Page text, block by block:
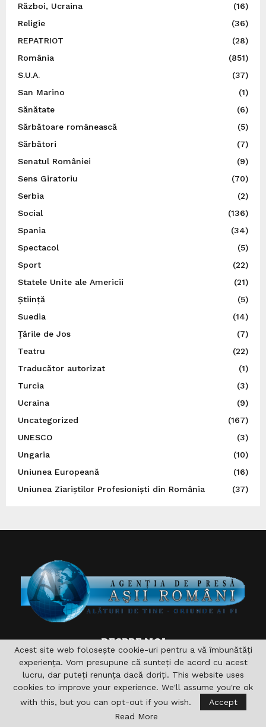
Război, Ucraina
(16)
Religie
(36)
REPATRIOT
(28)
România
(851)
S.U.A.
(37)
San Marino
(1)
Sănătate
(6)
Sărbătoare românească
(5)
Sărbători
(7)
Senatul României
(9)
Sens Giratoriu
(70)
Serbia
(2)
Social
(136)
Spania
(34)
Spectacol
(5)
Sport
(22)
Statele Unite ale Americii
(21)
Știință
(5)
Suedia
(14)
Ţările de Jos
(7)
Teatru
(22)
Traducător autorizat
(1)
Turcia
(3)
Ucraina
(9)
Uncategorized
(167)
UNESCO
(3)
Ungaria
(10)
Uniunea Europeană
(16)
Uniunea Ziariștilor Profesioniști din România
(37)
DESPRE NOI
Asociaţia are drept scop , aprofundarea si consolidarea
relaţiilor germane-române şi în acelaşi timp îndeplinirea şi
sprijinirea diferitelor acţiuni pentru domeniile formare,
cultură, sport, radio, Informaţie şi de asemenea realizarea
accesului către noile căi de comunicare. nu vizeaza in
Acest site web folosește cookie-uri pentru a vă îmbunătăți
experiența. Vom presupune că sunteți de acord cu acest
lucru, dar puteți renunța dacă doriți. This website uses
cookies to improve your experience. We'll assume you're ok
with this, but you can opt-out if you wish.
Accept
Read More